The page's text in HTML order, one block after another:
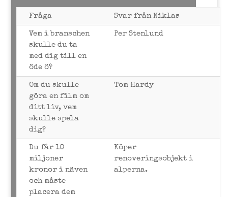
Fråga Svar från Niklas
Vem i branschen
skulle du ta
med dig till en
öde ö?
Per Stenlund
Om du skulle
göra en film om
ditt liv, vem
skulle spela
dig?
Tom Hardy
Du får 10
miljoner
kronor i näven
och måste
placera dem
Köper
renoveringsobjekt i
alperna.